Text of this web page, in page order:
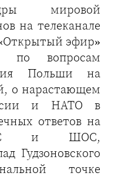
мировой
на телеканале
эфир»
по вопросам
Польши на
о нарастающем
и НАТО в
ответов на
и ШОС,
Гудзоновского
точке